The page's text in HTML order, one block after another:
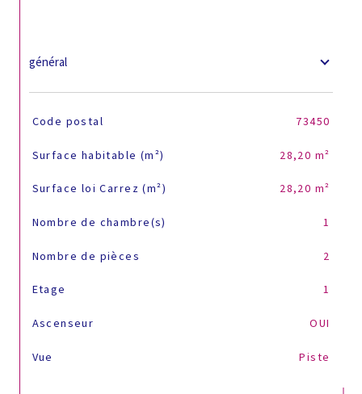
général
TRAD_SIROCCO_Caracteristique
Code postal 73450
Surface habitable (m²) 28,20 m²
Surface loi Carrez (m²) 28,20 m²
Nombre de chambre(s) 1
Nombre de pièces 2
Etage 1
Ascenseur OUI
Vue Piste